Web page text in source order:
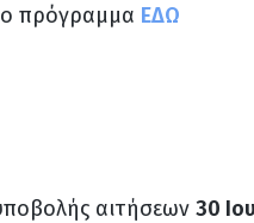
πρόγραμμα ΕΔΩ
αιτήσεων 30